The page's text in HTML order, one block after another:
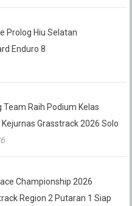
Prolog Hiu Selatan
Enduro 8
Team Raih Podium Kelas
Grasstrack 2026 Solo
Championship 2026
Region 2 Putaran 1 Siap